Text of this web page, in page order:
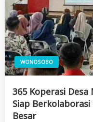
WONOSOBO
365 Koperasi
Siap Berkolaborasi
Besar